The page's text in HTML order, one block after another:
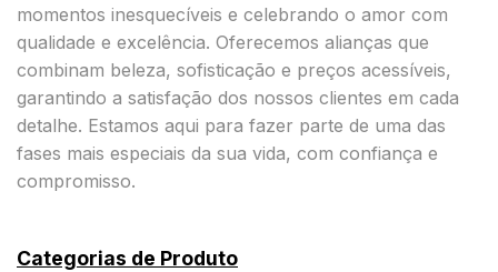
momentos inesquecíveis e celebrando o amor com
qualidade e excelência. Oferecemos alianças que
combinam beleza, sofisticação e preços acessíveis,
garantindo a satisfação dos nossos clientes em cada
detalhe. Estamos aqui para fazer parte de uma das
fases mais especiais da sua vida, com confiança e
compromisso.
Categorias de Produto